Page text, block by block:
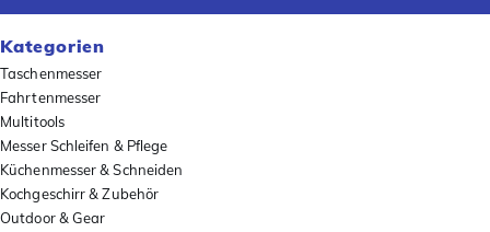
Kategorien
Taschenmesser
Fahrtenmesser
Multitools
Messer Schleifen & Pflege
Küchenmesser & Schneiden
Kochgeschirr & Zubehör
Outdoor & Gear